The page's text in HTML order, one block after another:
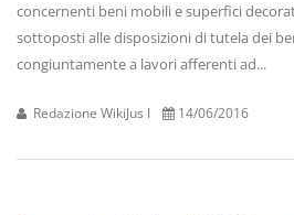
concernenti beni mobili e superfici
sottoposti alle disposizioni di tutela dei
congiuntamente a lavori afferenti ad...
Redazione WikiJus I 14/06/2016